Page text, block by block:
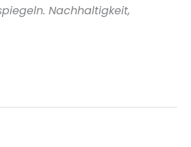
Nachhaltigkeit,